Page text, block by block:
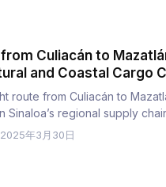
Culiacán to
and Coastal Cargo
route from Culiacán to
Sinaloa’s regional supply
2025年3月30日